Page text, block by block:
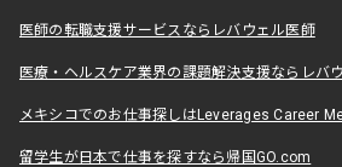
医師の転職支援サービスならレバウェル医師
医療・ヘルスケア業界の課題解決支援ならレバ
メキシコでのお仕事探しはLeverages Career
留学生が日本で仕事を探すなら帰国GO.com